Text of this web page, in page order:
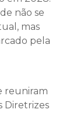
não se
mas
pela
reuniram
Diretrizes